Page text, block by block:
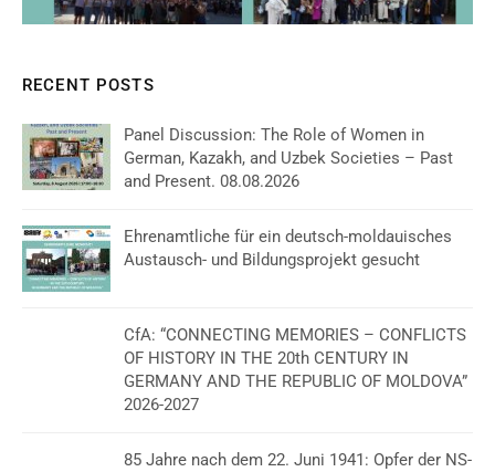
RECENT POSTS
Panel Discussion: The Role of Women in
German, Kazakh, and Uzbek Societies – Past
and Present. 08.08.2026
Ehrenamtliche für ein deutsch-moldauisches
Austausch- und Bildungsprojekt gesucht
CfA: “CONNECTING MEMORIES – CONFLICTS
OF HISTORY IN THE 20th CENTURY IN
GERMANY AND THE REPUBLIC OF MOLDOVA”
2026-2027
85 Jahre nach dem 22. Juni 1941: Opfer der NS-